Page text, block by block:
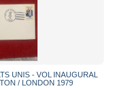
UNIS - VOL INAUGURAL
/ LONDON 1979